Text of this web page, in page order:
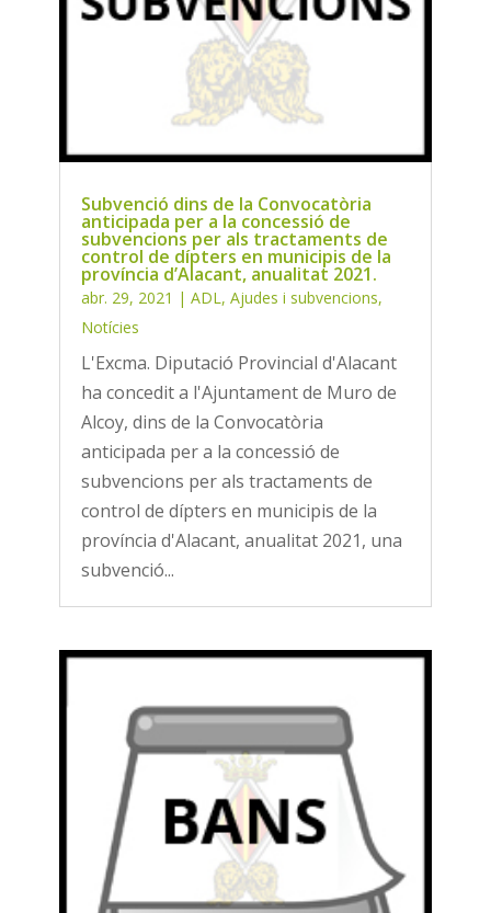
Subvenció dins de la Convocatòria
anticipada per a la concessió de
subvencions per als tractaments de
control de dípters en municipis de la
província d’Alacant, anualitat 2021.
abr. 29, 2021 | ADL, Ajudes i subvencions,
Notícies
L'Excma. Diputació Provincial d'Alacant
ha concedit a l'Ajuntament de Muro de
Alcoy, dins de la Convocatòria
anticipada per a la concessió de
subvencions per als tractaments de
control de dípters en municipis de la
província d'Alacant, anualitat 2021, una
subvenció...